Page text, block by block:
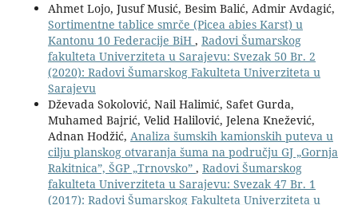
Ahmet Lojo, Jusuf Musić, Besim Balić, Admir Avdagić,
Sortimentne tablice smrče (Picea abies Karst) u
Kantonu 10 Federacije BiH , Radovi Šumarskog
fakulteta Univerziteta u Sarajevu: Svezak 50 Br. 2
(2020): Radovi Šumarskog Fakulteta Univerziteta u
Sarajevu
Dževada Sokolović, Nail Halimić, Safet Gurda,
Muhamed Bajrić, Velid Halilović, Jelena Knežević,
Adnan Hodžić, Analiza šumskih kamionskih puteva u
cilju planskog otvaranja šuma na području GJ „Gornja
Rakitnica”, ŠGP „Trnovsko” , Radovi Šumarskog
fakulteta Univerziteta u Sarajevu: Svezak 47 Br. 1
(2017): Radovi Šumarskog Fakulteta Univerziteta u